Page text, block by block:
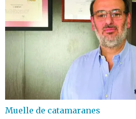
Muelle de catamaranes